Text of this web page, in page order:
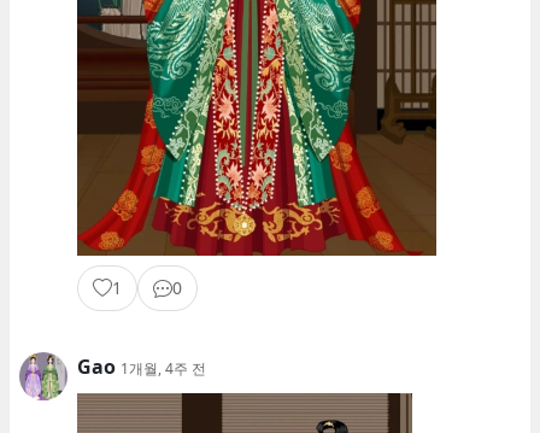
1 0
Gao 1개월, 4주 전